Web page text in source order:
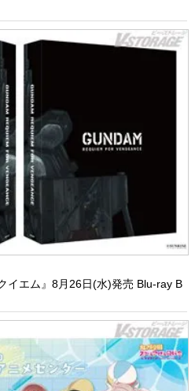
イエム』8月26日(水)発売 Blu-ray B